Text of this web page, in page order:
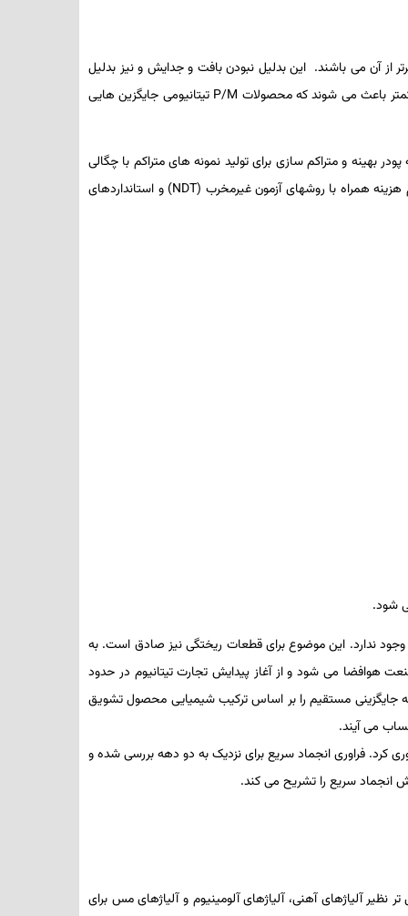
از آن می­ باشند. این بدلیل نبودن بافت و جدایش و نیز بدلیل
باعث می­ شوند که محصولات P/M تیتانیومی جایگزین­ هایی
بهینه و متراکم ­سازی برای تولید نمونه های متراکم با چگالی
هزینه همراه با روش­های آزمون غیرمخرب (NDT) و استانداردهای
­شود.
ندارد. این موضوع برای قطعات ریختگی نیز صادق است. به
هوافضا می­ شود و از آغاز پیدایش تجارت تیتانیوم در حدود
مستقیم را بر اساس ترکیب شیمیایی محصول تشویق
می­ آیند.
کرد. فراوری انجماد سریع برای نزدیک به دو دهه بررسی شده و
نظیر آلیاژهای آهنی، آلیاژهای آلومینیوم و آلیاژهای مس برای